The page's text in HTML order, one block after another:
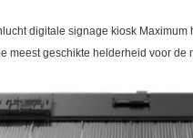
digitale signage kiosk
meest geschikte helderheid voor